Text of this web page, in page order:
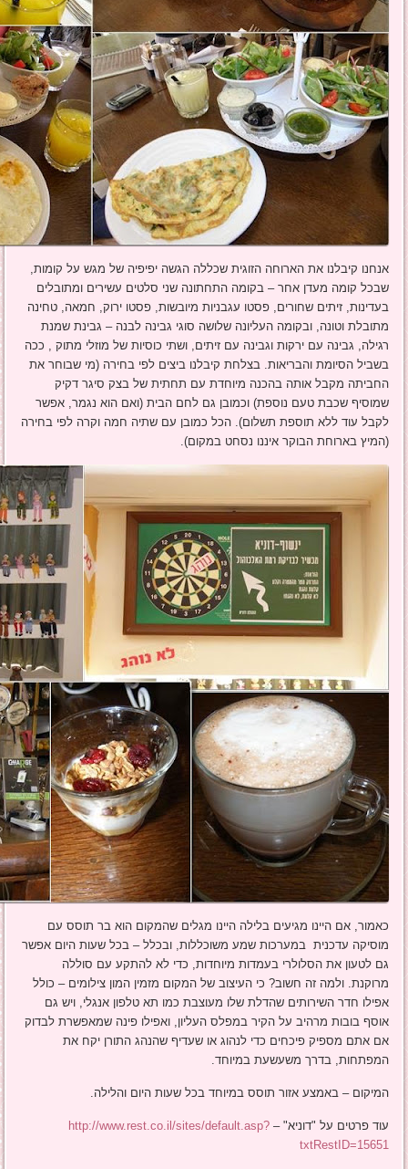
אנחנו קיבלנו את הארוחה הזוגית שכללה הגשה יפיפיה של מגש על קומות,
שבכל קומה מעדן אחר – בקומה התחתונה שני סלטים עשירים ומתובלים
בעדינות, זיתים שחורים, פסטו עגבניות מיובשות, פסטו ירוק, חמאה, טחינה
מתובלת וטונה, ובקומה העליונה שלושה סוגי גבינה לבנה – גבינת שמנת
רגילה, גבינה עם ירקות וגבינה עם זיתים, ושתי כוסיות של מוזלי מתוק , ככה
בשביל הסיומת והבריאות. בצלחת קיבלנו ביצים לפי בחירה (מי שבוחר את
החביתה מקבל אותה בהכנה מיוחדת עם תחתית של בצק סיגר דקיק
שמוסיף שכבת טעם נוספת) וכמובן גם לחם הבית (ואם הוא נגמר, אפשר
לקבל עוד ללא תוספת תשלום). הכל כמובן עם שתיה חמה וקרה לפי בחירה
(המיץ בארוחת הבוקר איננו נסחט במקום).
כאמור, אם היינו מגיעים בלילה היינו מגלים שהמקום הוא בר תוסס עם
מוסיקה עדכנית במערכות שמע משוכללות, ובכלל – בכל שעות היום אפשר
גם לטעון את הסלולרי בעמדות מיוחדות, כדי לא להתקע עם סוללה
מרוקנת. ולמה זה חשוב? כי העיצוב של המקום מזמין המון צילומים – כולל
אפילו חדר השירותים שהדלת שלו מעוצבת כמו תא טלפון אנגלי, ויש גם
אוסף בובות מרהיב על הקיר במפלס העליון, ואפילו פינה שמאפשרת לבדוק
אם אתם מספיק פיכחים כדי לנהוג או שעדיף שהנהג התורן יקח את
המפתחות, בדרך משעשעת במיוחד.
המיקום – באמצע אזור תוסס במיוחד בכל שעות היום והלילה.
עוד פרטים על "דוניא" –http://www.rest.co.il/sites/default.asp?
txtRestID=15651